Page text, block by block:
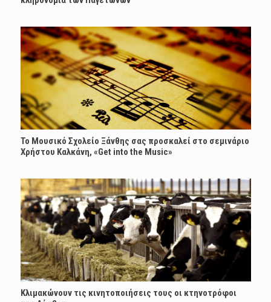
Το Μουσικό Σχολείο Ξάνθης σας προσκαλεί στο σεμινάριο
Χρήστου Καλκάνη, «Get into the Music»
Κλιμακώνουν τις κινητοποιήσεις τους οι κτηνοτρόφοι